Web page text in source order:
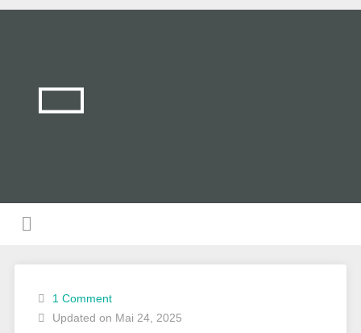
1 Comment
Updated on Mai 24, 2025